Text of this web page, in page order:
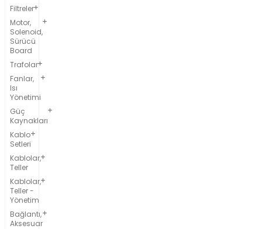
Filtreler
Motor,
Solenoid,
Sürücü
Board
Trafolar
Fanlar,
Isı
Yönetimi
Güç
Kaynakları
Kablo
Setleri
Kablolar,
Teller
Kablolar,
Teller -
Yönetim
Bağlantı,
Aksesuar